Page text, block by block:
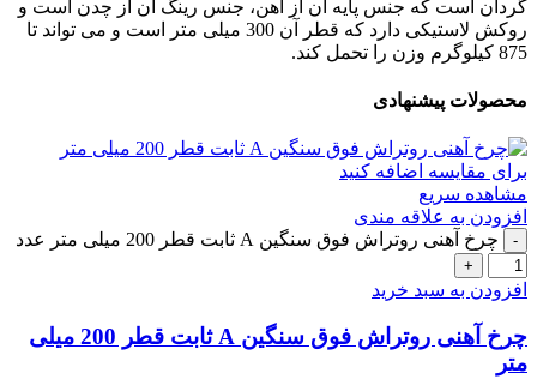
گردان است که جنس پایه آن از آهن، جنس رینگ آن از چدن است و
روکش لاستیکی دارد که قطر آن 300 میلی متر است و می تواند تا
875 کیلوگرم وزن را تحمل کند.
محصولات پیشنهادی
برای مقایسه اضافه کنید
مشاهده سریع
افزودن به علاقه مندی
چرخ آهنی روتراش فوق سنگین A ثابت قطر 200 میلی متر عدد
افزودن به سبد خرید
چرخ آهنی روتراش فوق سنگین A ثابت قطر 200 میلی
متر